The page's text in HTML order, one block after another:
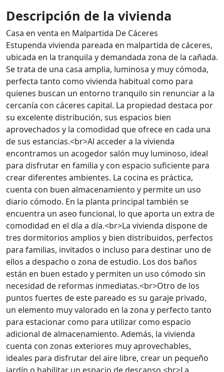
Descripción de la vivienda
Casa en venta en Malpartida De Cáceres
Estupenda vivienda pareada en malpartida de cáceres,
ubicada en la tranquila y demandada zona de la cañada.
Se trata de una casa amplia, luminosa y muy cómoda,
perfecta tanto como vivienda habitual como para
quienes buscan un entorno tranquilo sin renunciar a la
cercanía con cáceres capital. La propiedad destaca por
su excelente distribución, sus espacios bien
aprovechados y la comodidad que ofrece en cada una
de sus estancias.<br>Al acceder a la vivienda
encontramos un acogedor salón muy luminoso, ideal
para disfrutar en familia y con espacio suficiente para
crear diferentes ambientes. La cocina es práctica,
cuenta con buen almacenamiento y permite un uso
diario cómodo. En la planta principal también se
encuentra un aseo funcional, lo que aporta un extra de
comodidad en el día a día.<br>La vivienda dispone de
tres dormitorios amplios y bien distribuidos, perfectos
para familias, invitados o incluso para destinar uno de
ellos a despacho o zona de estudio. Los dos baños
están en buen estado y permiten un uso cómodo sin
necesidad de reformas inmediatas.<br>Otro de los
puntos fuertes de este pareado es su garaje privado,
un elemento muy valorado en la zona y perfecto tanto
para estacionar como para utilizar como espacio
adicional de almacenamiento. Además, la vivienda
cuenta con zonas exteriores muy aprovechables,
ideales para disfrutar del aire libre, crear un pequeño